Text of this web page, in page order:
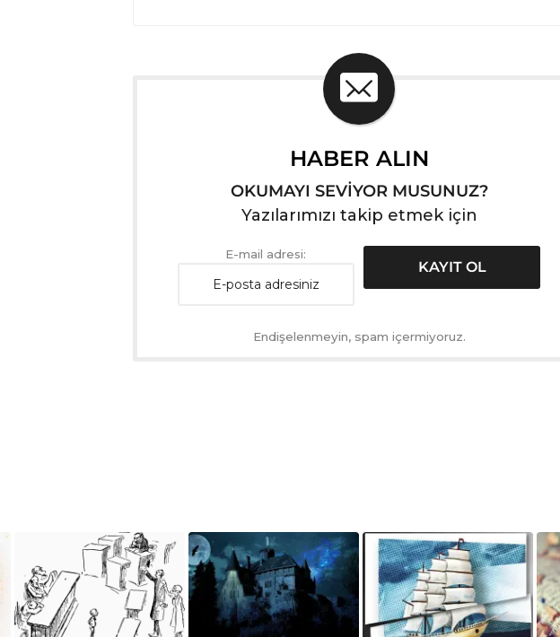
HABER ALIN
OKUMAYI SEVİYOR MUSUNUZ?
Yazılarımızı takip etmek için
E-mail adresi:
Endişelenmeyin, spam içermiyoruz.